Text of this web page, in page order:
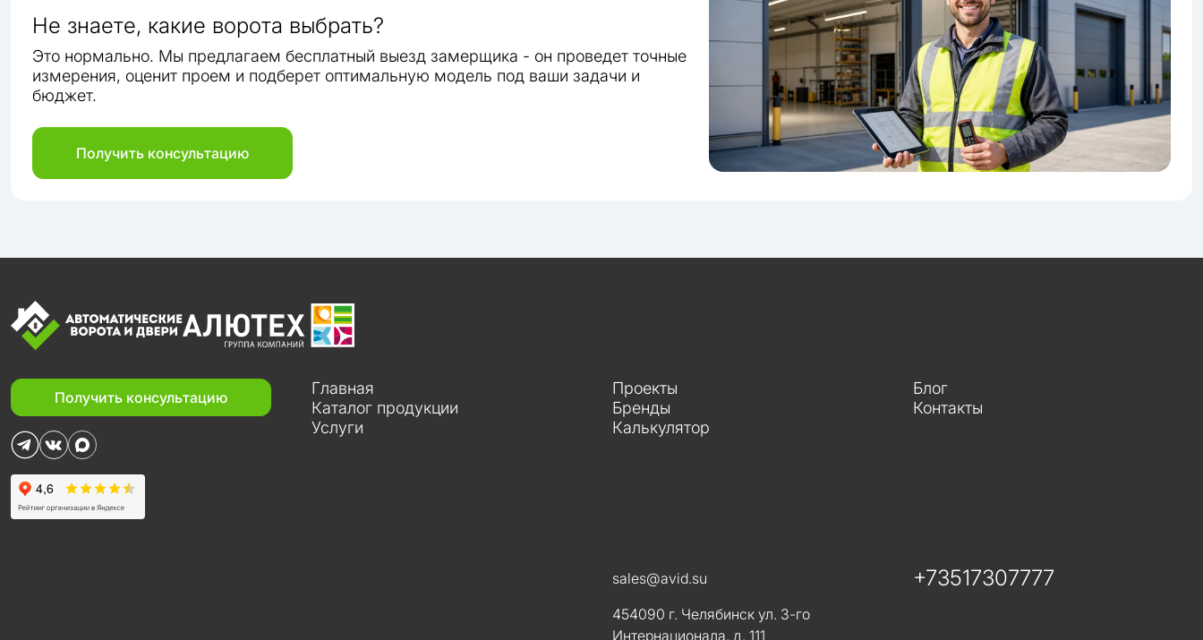
Не знаете, какие ворота выбрать?
Это нормально. Мы предлагаем бесплатный выезд замерщика - он проведет точные
измерения, оценит проем и подберет оптимальную модель под ваши задачи и
бюджет.
Получить консультацию
Получить консультацию
Главная
Каталог продукции
Услуги
Проекты
Бренды
Калькулятор
Блог
Контакты
sales@avid.su
454090 г. Челябинск ул. 3-го
Интернационала, д. 111
+73517307777